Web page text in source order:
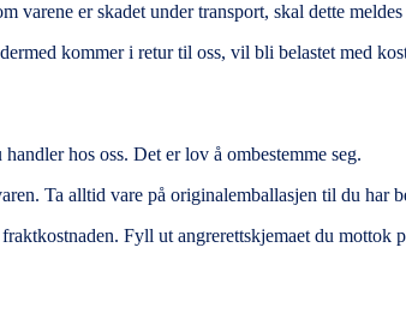
varene er skadet under transport, skal dette
kommer i retur til oss, vil bli belastet med
handler hos oss. Det er lov å ombestemme seg.
Ta alltid vare på originalemballasjen til du har
Fyll ut angrerettskjemaet du mottok